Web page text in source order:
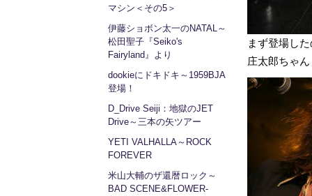
マシン＜その5＞
伊藤ショボン太一のNATAL～
松田聖子『Seiko's
Fairyland』より
dookieにドキドキ～1959BJA
登場！
D_Drive Seiji：地獄のJET
Drive～三本の矢ツアー
YETI VALHALLA～ROCK
FOREVER
米山大輔のザ還暦ロック～
BAD SCENE&FLOWER-
まず登場し
庄太郎ちゃ